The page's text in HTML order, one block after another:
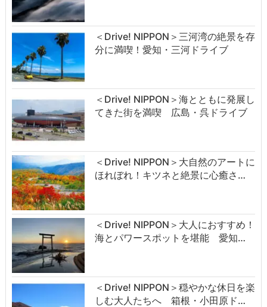
＜Drive! NIPPON＞三河湾の絶景を存
分に満喫！愛知・三河ドライブ
＜Drive! NIPPON＞海とともに発展し
てきた街を満喫 広島・呉ドライブ
＜Drive! NIPPON＞大自然のアートに
ほれぼれ！キツネと絶景に心癒さ…
＜Drive! NIPPON＞大人におすすめ！
海とパワースポットを堪能 愛知…
＜Drive! NIPPON＞穏やかな休日を楽
しむ大人たちへ 箱根・小田原ド…